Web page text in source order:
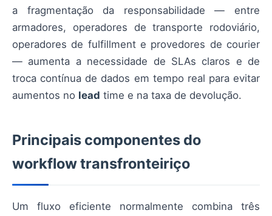
a fragmentação da responsabilidade — entre
armadores, operadores de transporte rodoviário,
operadores de fulfillment e provedores de courier
— aumenta a necessidade de SLAs claros e de
troca contínua de dados em tempo real para evitar
aumentos no lead time e na taxa de devolução.
Principais componentes do
workflow transfronteiriço
Um fluxo eficiente normalmente combina três